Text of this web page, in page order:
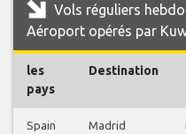
Vols réguliers
Aéroport opérés par
les
pays
Destination
Spain Madrid